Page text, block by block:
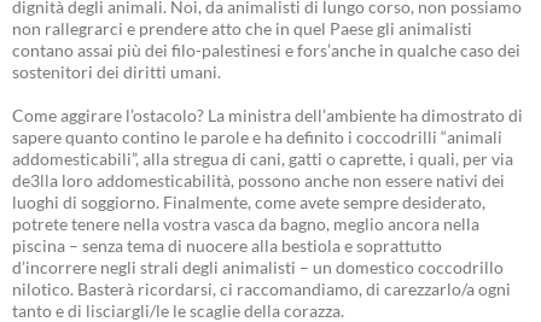
dignità degli animali. Noi, da animalisti di lungo corso, non possiamo
non rallegrarci e prendere atto che in quel Paese gli animalisti
contano assai più dei filo-palestinesi e fors’anche in qualche caso dei
sostenitori dei diritti umani.
Come aggirare l’ostacolo? La ministra dell’ambiente ha dimostrato di
sapere quanto contino le parole e ha definito i coccodrilli “animali
addomesticabili”, alla stregua di cani, gatti o caprette, i quali, per via
de3lla loro addomesticabilità, possono anche non essere nativi dei
luoghi di soggiorno. Finalmente, come avete sempre desiderato,
potrete tenere nella vostra vasca da bagno, meglio ancora nella
piscina – senza tema di nuocere alla bestiola e soprattutto
d’incorrere negli strali degli animalisti – un domestico coccodrillo
nilotico. Basterà ricordarsi, ci raccomandiamo, di carezzarlo/a ogni
tanto e di lisciargli/le le scaglie della corazza.